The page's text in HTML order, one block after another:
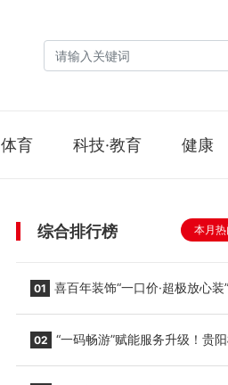
体育 科技·教育 健康
综合排行榜 本月热
01 喜百年装饰“一口价·超极放心装
02 “一码畅游”赋能服务升级！贵